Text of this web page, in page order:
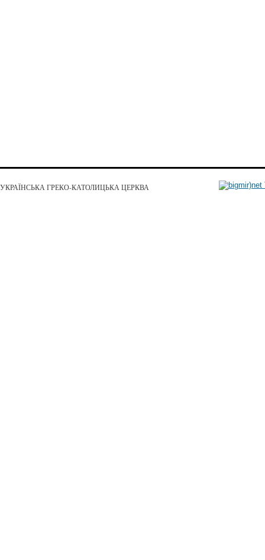
УКРАЇНСЬКА ГРЕКО-КАТОЛИЦЬКА ЦЕРКВА